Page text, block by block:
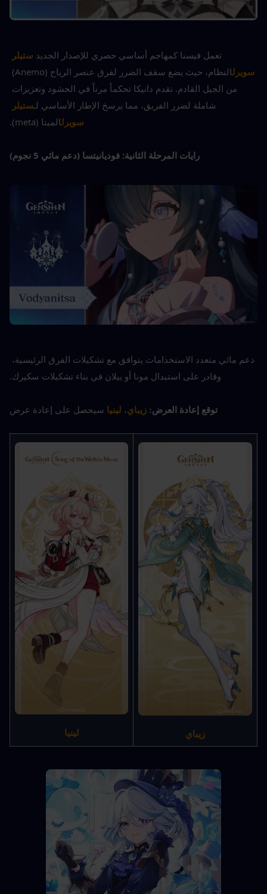
تعمل فيسنا كمهاجم أساسي حصري للإصدار الجديد
سويرل
شاملة لضرر الفريق، مما يرسخ الإطار الأساسي لـ
سويرلالميتا (meta).
رايات المرحلة الثانية: فوديانيتسا (دعم مائي 5 نجوم)
وقادر على استبدال مونا أو ييلان في بناء تشكيلات سكيرك.
توقع إعادة العرض: زيباي، لينيا سيحصل على إعادة عرض
زيباي لينيا